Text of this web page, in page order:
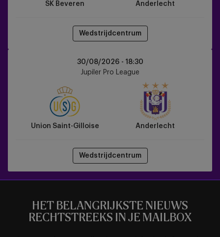
SK Beveren Anderlecht
Wedstrijdcentrum
30/08/2026 - 18:30
Jupiler Pro League
Union Saint-Gilloise Anderlecht
Wedstrijdcentrum
HET BELANGRIJKSTE NIEUWS
RECHTSTREEKS IN JE MAILBOX